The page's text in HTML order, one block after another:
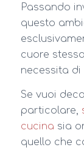
Passando
questo
cuore
necessita di
Se vuoi
particolare,
cucina sia
quello che